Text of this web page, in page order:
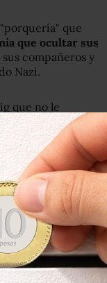
que
que ocultar sus
sus compañeros y
Nazi.
que no le
fueron en
niños me
de algún lado
tíos
su deficiente
de comida: "Los
aquí", escribe el 7